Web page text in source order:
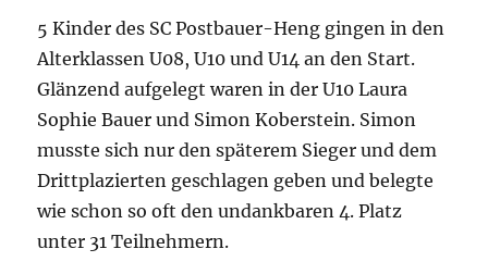
5 Kinder des SC Postbauer-Heng gingen in den
Alterklassen U08, U10 und U14 an den Start.
Glänzend aufgelegt waren in der U10 Laura
Sophie Bauer und Simon Koberstein. Simon
musste sich nur den späterem Sieger und dem
Drittplazierten geschlagen geben und belegte
wie schon so oft den undankbaren 4. Platz
unter 31 Teilnehmern.